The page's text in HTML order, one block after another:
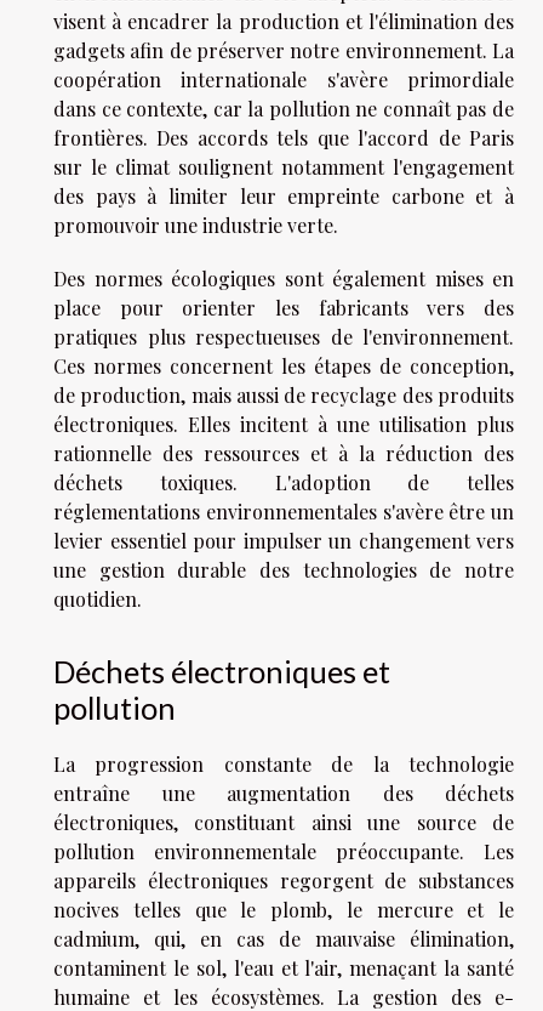
visent à encadrer la production et l'élimination des
gadgets afin de préserver notre environnement. La
coopération internationale s'avère primordiale
dans ce contexte, car la pollution ne connaît pas de
frontières. Des accords tels que l'accord de Paris
sur le climat soulignent notamment l'engagement
des pays à limiter leur empreinte carbone et à
promouvoir une industrie verte.
Des normes écologiques sont également mises en
place pour orienter les fabricants vers des
pratiques plus respectueuses de l'environnement.
Ces normes concernent les étapes de conception,
de production, mais aussi de recyclage des produits
électroniques. Elles incitent à une utilisation plus
rationnelle des ressources et à la réduction des
déchets toxiques. L'adoption de telles
réglementations environnementales s'avère être un
levier essentiel pour impulser un changement vers
une gestion durable des technologies de notre
quotidien.
Déchets électroniques et
pollution
La progression constante de la technologie
entraîne une augmentation des déchets
électroniques, constituant ainsi une source de
pollution environnementale préoccupante. Les
appareils électroniques regorgent de substances
nocives telles que le plomb, le mercure et le
cadmium, qui, en cas de mauvaise élimination,
contaminent le sol, l'eau et l'air, menaçant la santé
humaine et les écosystèmes. La gestion des e-